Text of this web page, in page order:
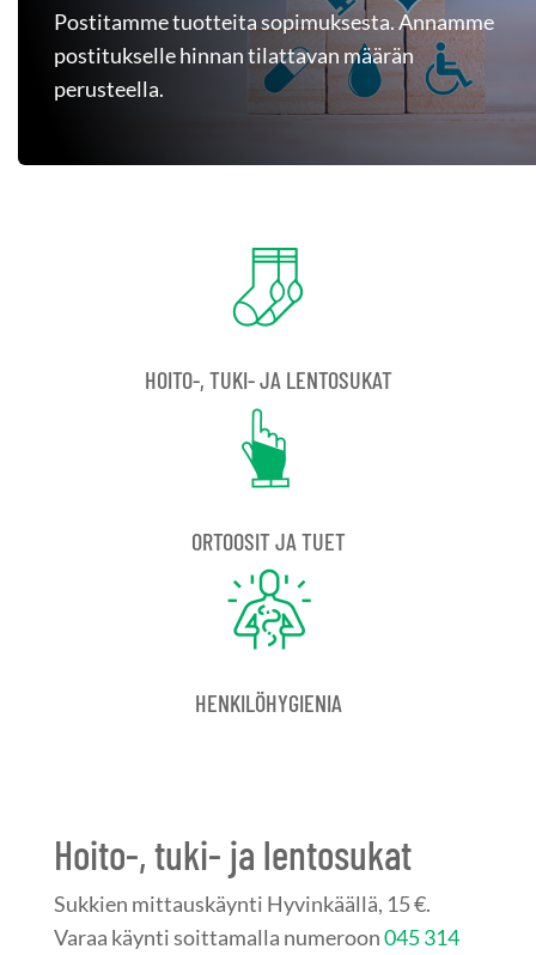
Postitamme tuotteita sopimuksesta. Annamme
postitukselle hinnan tilattavan määrän
perusteella.
HOITO-, TUKI- JA LENTOSUKAT
ORTOOSIT JA TUET
HENKILÖHYGIENIA
Hoito-, tuki- ja lentosukat
Sukkien mittauskäynti Hyvinkäällä, 15 €.
Varaa käynti soittamalla numeroon045 314